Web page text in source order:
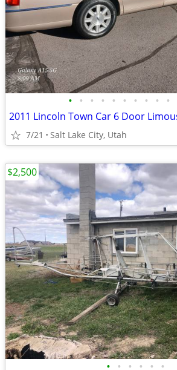
• • • • • • • • • •
2011 Lincoln Town Car 6 Door
7/21 Salt Lake City, Utah
• • • • • •
$2,500